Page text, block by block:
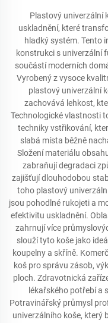
Plastový univerzální
uskladnění, které
hladký systém. Tento
konstrukci s univerzální
součástí moderních
Vyrobený z vysoce
plastový univerzální
zachovává lehkost,
Technologické vlastnosti
techniky vstřikování,
slabá místa běžně
Složení materiálu
zabraňují degradaci
zajišťují dlouhodobou
toho plastový
jsou pohodlné rukojeti a
efektivitu uskladnění.
zahrnují více
slouží tyto koše jako
koupelny a skříně.
koš pro správu zásob,
ploch. Zdravotnická
lékařského potřebí a
Potravinářský průmysl
univerzálního koše, který